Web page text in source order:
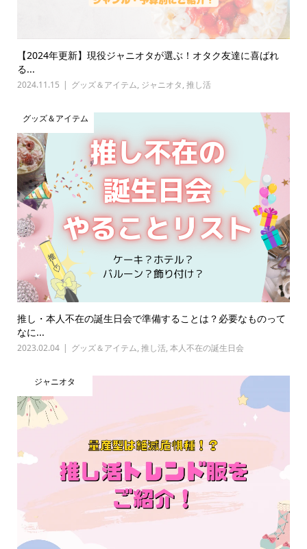
【2024年更新】現役ジャニオタが選ぶ！オタク友達に喜ばれ
る...
2024.11.15 グッズ＆アイテム, ジャニオタ, 推し活
グッズ＆アイテム
推し・本人不在の誕生日会で準備することは？必要なものって
なに...
2023.02.04 グッズ＆アイテム, 推し活, 本人不在の誕生日会
ジャニオタ